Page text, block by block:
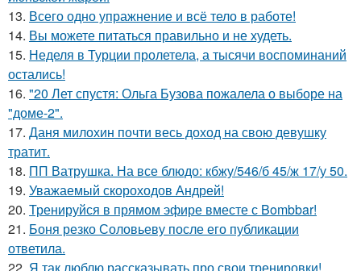
13. Всего одно упражнение и всё тело в работе!
14. Вы можете питаться правильно и не худеть.
15. Неделя в Турции пролетела, а тысячи воспоминаний
остались!
16. "20 Лет спустя: Ольга Бузова пожалела о выборе на
"доме-2".
17. Даня милохин почти весь доход на свою девушку
тратит.
18. ПП Ватрушка. На все блюдо: кбжу/546/б 45/ж 17/у 50.
19. Уважаемый скороходов Андрей!
20. Тренируйся в прямом эфире вместе с Bombbar!
21. Боня резко Соловьеву после его публикации
ответила.